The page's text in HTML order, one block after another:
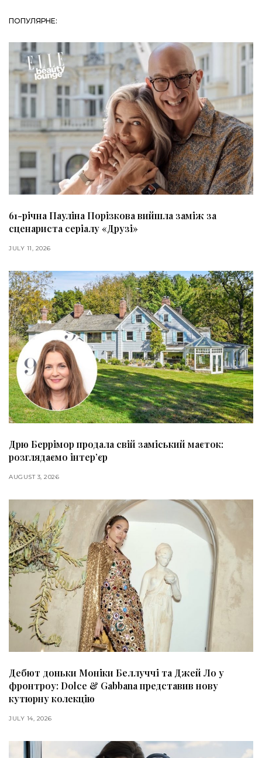
ПОПУЛЯРНЕ:
61-річна Пауліна Порізкова вийшла заміж за
сценариста серіалу «Друзі»
JULY 11, 2026
Дрю Беррімор продала свій заміський маєток:
розглядаємо інтер’єр
AUGUST 3, 2026
Дебют доньки Моніки Беллуччі та Джей Ло у
фронтроу: Dolce & Gabbana представив нову
кутюрну колекцію
JULY 14, 2026